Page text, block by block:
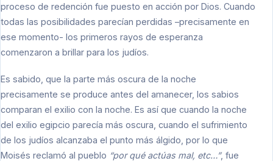
proceso de redención fue puesto en acción por Dios. Cuando
todas las posibilidades parecían perdidas –precisamente en
ese momento- los primeros rayos de esperanza
comenzaron a brillar para los judíos.
Es sabido, que la parte más oscura de la noche
precisamente se produce antes del amanecer, los sabios
comparan el exilio con la noche. Es así que cuando la noche
del exilio egipcio parecía más oscura, cuando el sufrimiento
de los judíos alcanzaba el punto más álgido, por lo que
Moisés reclamó al pueblo “por qué actúas mal, etc…”, fue